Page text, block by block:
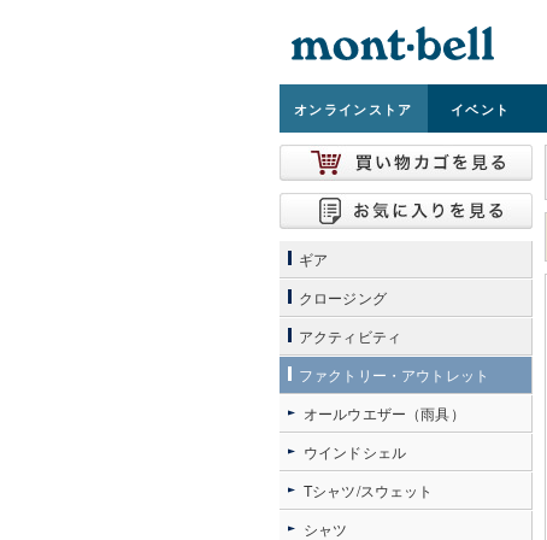
オンラインストア イベント
ギア
クロージング
アクティビティ
ファクトリー・アウトレット
オールウエザー（雨具）
ウインドシェル
Tシャツ/スウェット
シャツ